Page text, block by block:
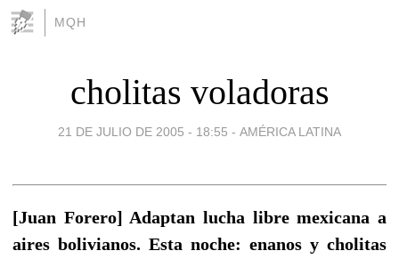
MQH
cholitas voladoras
21 DE JULIO DE 2005 - 18:55 - AMÉRICA LATINA
[Juan Forero] Adaptan lucha libre mexicana a
aires bolivianos. Esta noche: enanos y cholitas